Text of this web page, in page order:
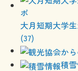
大月短期大学
(37)
積